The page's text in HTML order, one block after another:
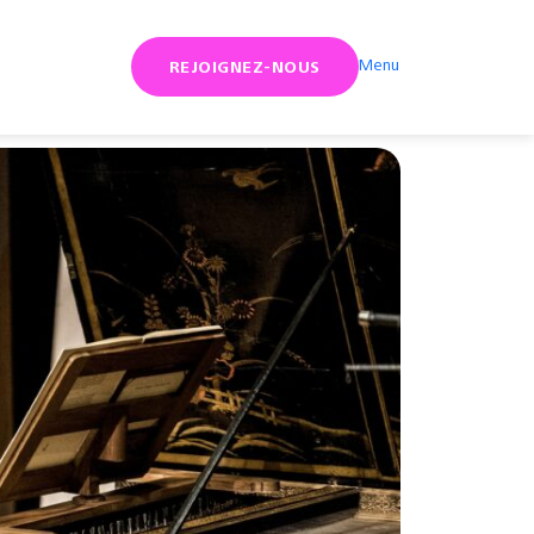
REJOIGNEZ-NOUS Menu